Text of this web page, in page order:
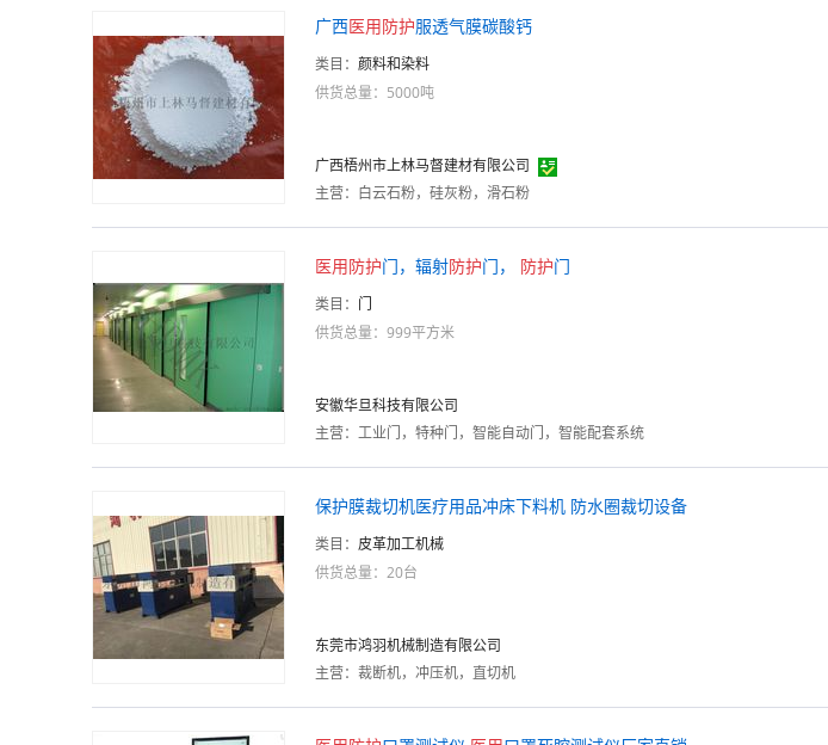
广西医用防护服透气膜碳酸钙
类目： 颜料和染料
供货总量：5000吨
广西梧州市上林马督建材有限公司
主营： 白云石粉，硅灰粉，滑石粉
医用防护门，辐射防护门， 防护门
类目： 门
供货总量：999平方米
安徽华旦科技有限公司
主营： 工业门，特种门，智能自动门，智能配套系统
保护膜裁切机医疗用品冲床下料机 防水圈裁切设备
类目： 皮革加工机械
供货总量：20台
东莞市鸿羽机械制造有限公司
主营： 裁断机，冲压机，直切机